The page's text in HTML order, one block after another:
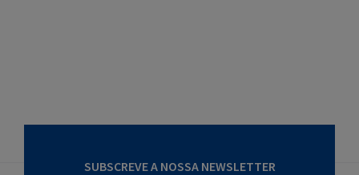
SUBSCREVE A NOSSA NEWSLETTER